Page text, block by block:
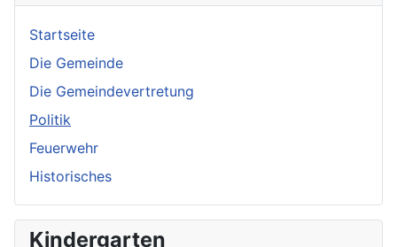
Startseite
Die Gemeinde
Die Gemeindevertretung
Politik
Feuerwehr
Historisches
Kindergarten